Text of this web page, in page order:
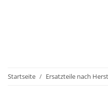
Startseite Ersatzteile nach